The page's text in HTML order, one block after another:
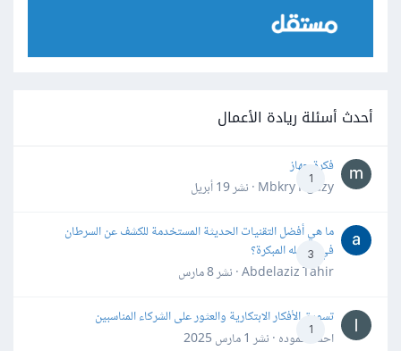
أحدث أسئلة ريادة الأعمال
1
فكرة جهاز
Mbkry Hgazy · نشر
19 أبريل
3
ما هي أفضل التقنيات الحديثة المستخدمة للكشف عن السرطان
في مراحله المبكرة؟
Abdelaziz Tahir · نشر
8 مارس
1
تسويق الأفكار الابتكارية والعثور على الشركاء المناسبين
احمد حموده · نشر 1 مارس 2025